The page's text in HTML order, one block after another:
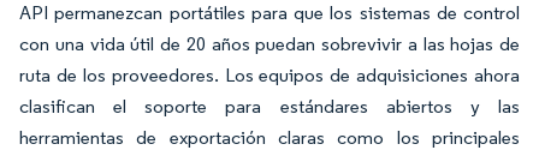
API permanezcan portátiles para que los sistemas de control
con una vida útil de 20 años puedan sobrevivir a las hojas de
ruta de los proveedores. Los equipos de adquisiciones ahora
clasifican el soporte para estándares abiertos y las
herramientas de exportación claras como los principales